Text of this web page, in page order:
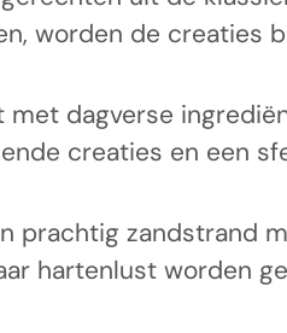
worden de creaties
met dagverse
creaties en een
prachtig zandstrand
hartenlust worden